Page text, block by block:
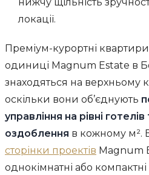
локації.
Преміум-курортні
одиниці Magnum Estate в
знаходяться на верхньому
оскільки вони об’єднують
управління на рівні
оздоблення в кожному м².
сторінки проектів Magnum
однокімнатні або